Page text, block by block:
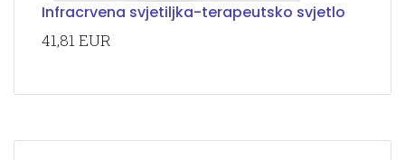
Infracrvena svjetiljka-terapeutsko svjetlo
41,81 EUR